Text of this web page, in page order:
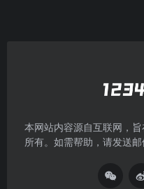
本网站内容源自互联网，
所有。如需帮助，请发送